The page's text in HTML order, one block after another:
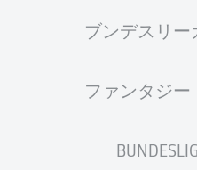
ブンデスリー
ファンタジ
Ludwig Augustinsson
Kevin